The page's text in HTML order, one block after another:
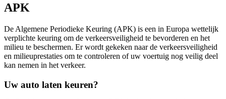
APK
De Algemene Periodieke Keuring (APK) is een in Europa wettelijk
verplichte keuring om de verkeersveiligheid te bevorderen en het
milieu te beschermen. Er wordt gekeken naar de verkeersveiligheid
en milieuprestaties om te controleren of uw voertuig nog veilig deel
kan nemen in het verkeer.
Uw auto laten keuren?